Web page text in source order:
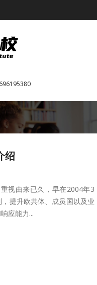
绍
视由来已久，早在2004年3
提升欧共体、成员国以及业
应能力...